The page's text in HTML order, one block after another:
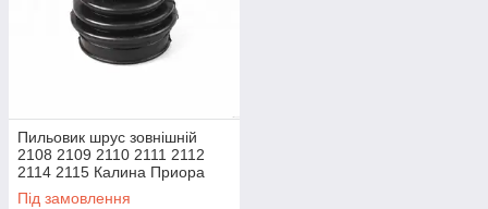
Пильовик шрус зовнішній
2108 2109 2110 2111 2112
2114 2115 Калина Приора
Україна
Під замовлення